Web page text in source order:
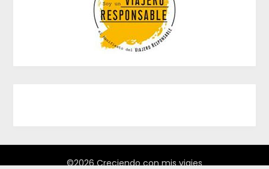
©2026 Creciendo con mis viajes